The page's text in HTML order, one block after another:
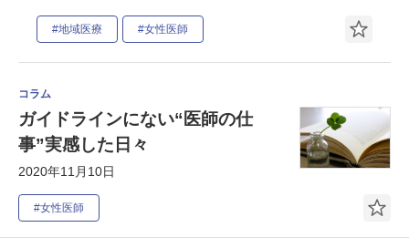
#地域医療 #女性医師
コラム
ガイドラインにない“医師の仕
事”実感した日々
2020年11月10日
#女性医師